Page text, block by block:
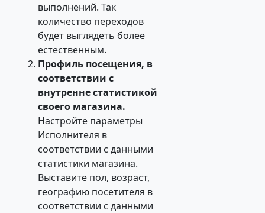
выполнений. Так
количество переходов
будет выглядеть более
естественным.
Профиль посещения, в
соответствии с
внутренне статистикой
своего магазина.
Настройте параметры
Исполнителя в
соответствии с данными
статистики магазина.
Выставите пол, возраст,
географию посетителя в
соответствии с данными